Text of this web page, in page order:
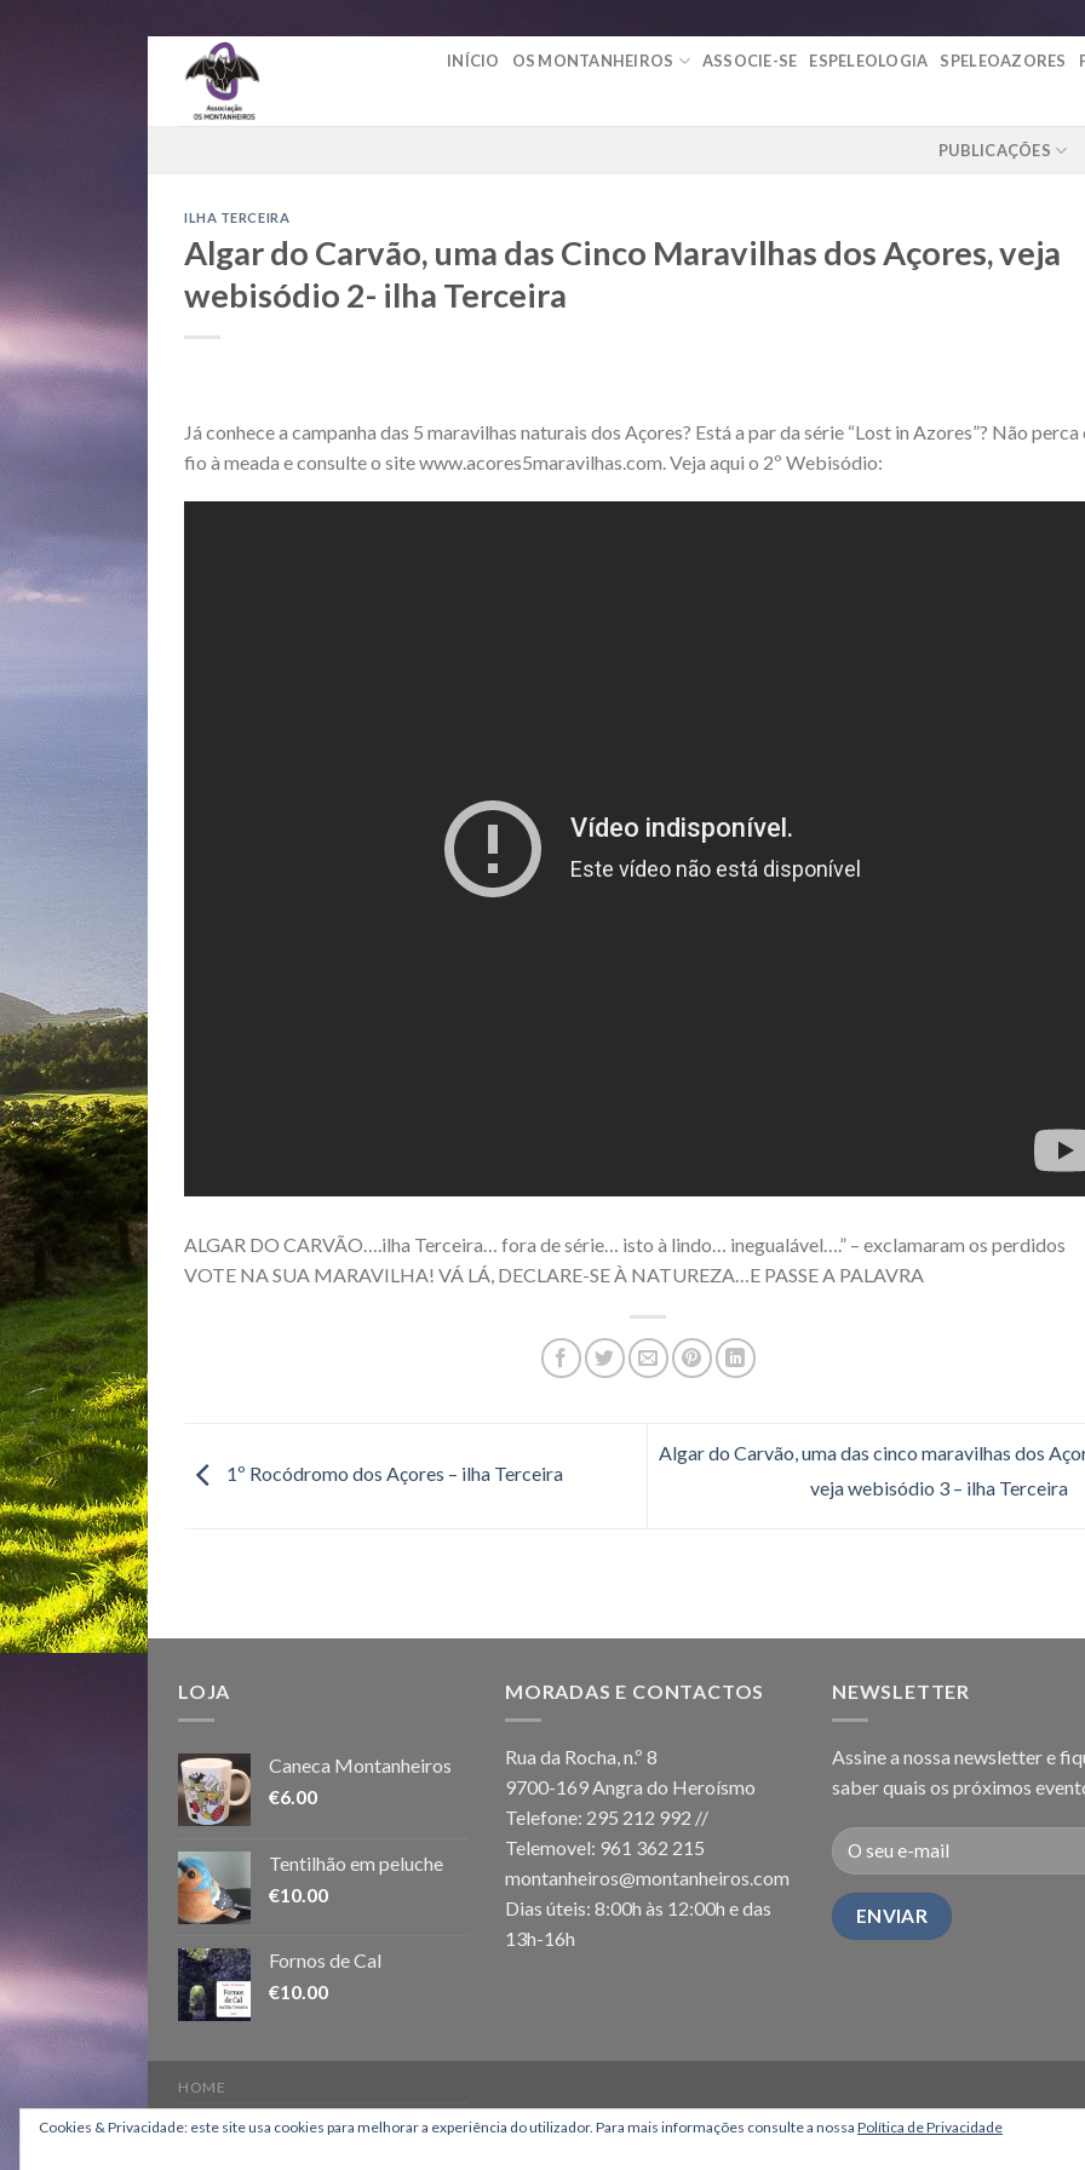
content
INÍCIO OS MONTANHEIROS ASSOCIE-SE ESPELEOLOGIA SPELEOAZORES
PUBLICAÇÕES
ILHA TERCEIRA
Algar do Carvão, uma das Cinco Maravilhas dos Açores, veja
webisódio 2- ilha Terceira
Já conhece a campanha das 5 maravilhas naturais dos Açores? Está a par da série “Lost in Azores”? Não perca
fio à meada e consulte o site www.acores5maravilhas.com. Veja aqui o 2º Webisódio:
ALGAR DO CARVÃO….ilha Terceira… fora de série… isto à lindo… inegualável….” – exclamaram os perdidos
VOTE NA SUA MARAVILHA! VÁ LÁ, DECLARE-SE À NATUREZA…E PASSE A PALAVRA
1º Rocódromo dos Açores – ilha Terceira
Algar do Carvão, uma das cinco maravilhas dos
veja webisódio 3 – ilha Terceira
LOJA
Caneca Montanheiros
€6.00
Tentilhão em peluche
€10.00
Fornos de Cal
€10.00
MORADAS E CONTACTOS
Rua da Rocha, n.º 8
9700-169 Angra do Heroísmo
Telefone: 295 212 992 //
Telemovel: 961 362 215
montanheiros@montanheiros.com
Dias úteis: 8:00h às 12:00h e das
13h-16h
NEWSLETTER
Assine a nossa newsletter e
saber quais os próximos
HOME
Copyright 2026 ©Os Montanheiros
Cookies & Privacidade: este site usa cookies para melhorar a experiência do utilizador. Para mais informações consulte a nossa Política de Privacidade